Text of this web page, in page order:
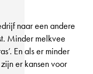
naar een andere
Minder melkvee
En als er minder
er kansen voor